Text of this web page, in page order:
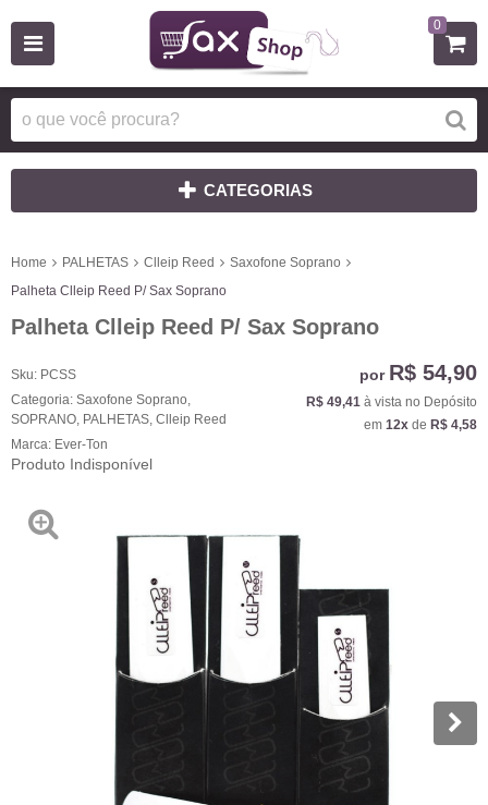
0
CATEGORIAS
Home PALHETAS Clleip Reed
Saxofone Soprano
Palheta Clleip Reed P/ Sax Soprano
Palheta Clleip Reed P/ Sax Soprano
Sku: PCSS
Categoria: Saxofone Soprano
SOPRANO PALHETAS Clleip Reed
Marca: Ever-Ton
Produto Indisponível
por R$ 54,90
R$ 49,41 à vista no Depósito
em 12x de R$ 4,58